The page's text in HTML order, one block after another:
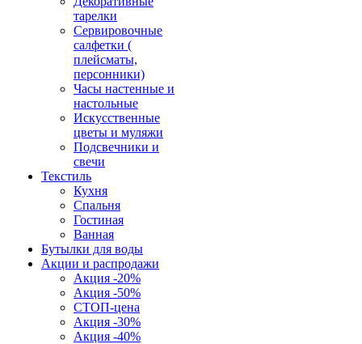
тарелки
Сервировочные
салфетки (
плейсматы,
персонники)
Часы настенные и
настольные
Искусственные
цветы и муляжи
Подсвечники и
свечи
Текстиль
Кухня
Спальня
Гостиная
Ванная
Бутылки для воды
Акции и распродажи
Акция -20%
Акция -50%
СТОП-цена
Акция -30%
Акция -40%